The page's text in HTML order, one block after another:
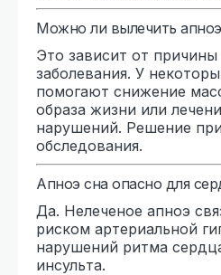
Можно ли вылечить апноэ
Это зависит от
заболевания. У
помогают снижение
образа жизни или
нарушений. Решение
обследования.
Апноэ сна опасно для
Да. Нелеченое апноэ
риском артериальной
нарушений ритма
инсульта.